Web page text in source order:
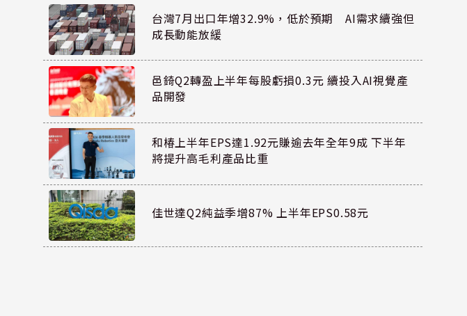
台灣7月出口年增32.9%，低於預期 AI需求續強但
成長動能放緩
邑錡Q2轉盈上半年每股虧損0.3元 續投入AI視覺產
品開發
和椿上半年EPS達1.92元賺逾去年全年9成 下半年
將提升高毛利產品比重
佳世達Q2純益季增87% 上半年EPS0.58元